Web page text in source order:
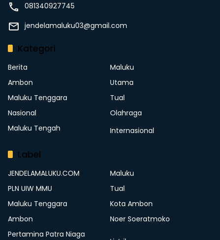
081340927745
jendelamaluku03@gmail.com
Kategori
Berita
Maluku
Ambon
Utama
Maluku Tenggara
Tual
Nasional
Olahraga
Maluku Tengah
Internasional
Label
JENDELAMALUKU.COM
Maluku
PLN UIW MMU
Tual
Maluku Tenggara
Kota Ambon
Ambon
Noer Soeratmoko
Pertamina Patra Niaga